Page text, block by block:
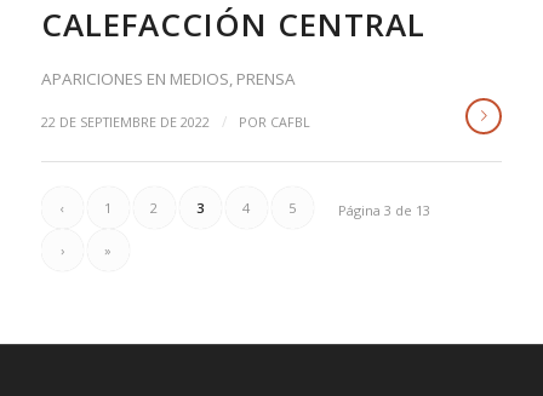
CALEFACCIÓN CENTRAL
APARICIONES EN MEDIOS, PRENSA
22 DE SEPTIEMBRE DE 2022 / POR CAFBL
Página 3 de 13
‹ 1 2 3 4 5
› »